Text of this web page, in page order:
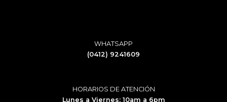
WHATSAPP
(0412) 9241609
HORARIOS DE ATENCIÓN
Lunes a Viernes: 10am a 6pm